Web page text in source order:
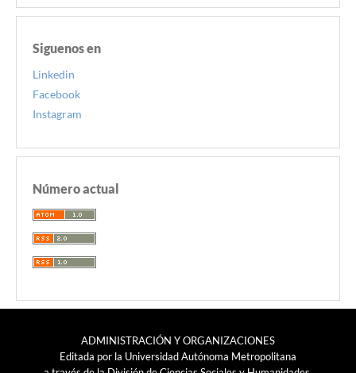
Siguenos en
Linkedin
Facebook
Instagram
Número actual
ADMINISTRACIÓN Y ORGANIZACIONES
Editada por la Universidad Autónoma Metropolitana